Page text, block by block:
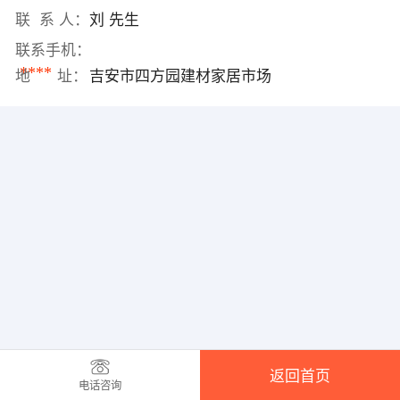
联 系 人： 刘 先生
联系手机：
****
地 址： 吉安市四方园建材家居市场
电话咨询
返回首页